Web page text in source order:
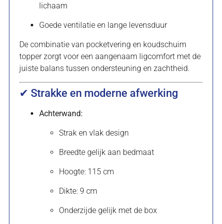
lichaam
Goede ventilatie en lange levensduur
De combinatie van pocketvering en koudschuim
topper zorgt voor een aangenaam ligcomfort met de
juiste balans tussen ondersteuning en zachtheid.
✔ Strakke en moderne afwerking
Achterwand:
Strak en vlak design
Breedte gelijk aan bedmaat
Hoogte: 115 cm
Dikte: 9 cm
Onderzijde gelijk met de box